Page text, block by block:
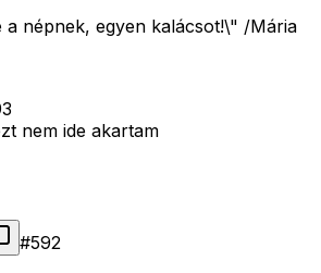
népnek, egyen kalácsot!\" /Mária
nem ide akartam
#592